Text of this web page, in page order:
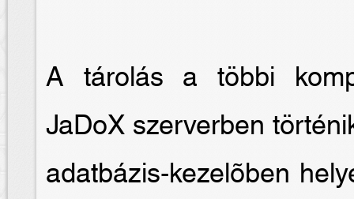
A tárolás a többi
JaDoX szerverben
adatbázis-kezelõben